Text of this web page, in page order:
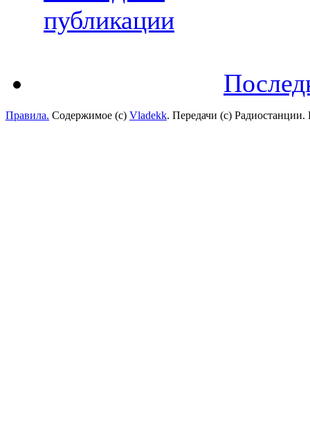
публикации
Правила. Содержимое (с) Vladekk. Передачи (с)